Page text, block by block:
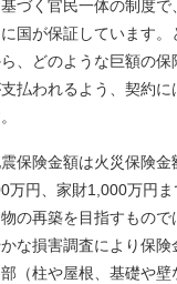
づく官民一体の制度で
国が保証しています
、どのような巨額の保
払われるよう、契約に
保険金額は火災保険金
万円、家財1,000万円
の再築を目指すもので
な損害調査により保険
（柱や屋根、基礎や壁